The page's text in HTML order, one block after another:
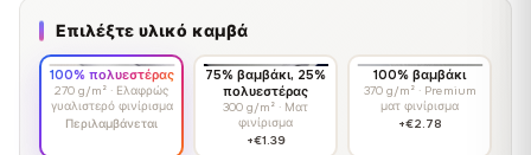
Επιλέξτε υλικό καμβά
100% πολυεστέρας
270 g/m² · Ελαφρώς
γυαλιστερό φινίρισμα
Περιλαμβάνεται
75% βαμβάκι, 25%
πολυεστέρας
300 g/m² · Ματ
φινίρισμα
+€1.39
100% βαμβάκι
370 g/m² · Premium
ματ φινίρισμα
+€2.78